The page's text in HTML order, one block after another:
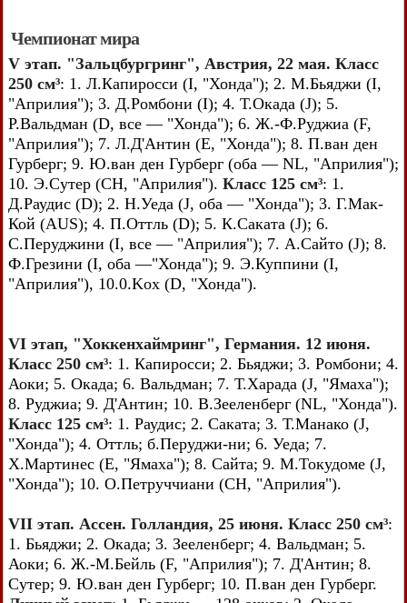
Чемпионат мира
V этап. "Зальцбургринг", Австрия, 22 мая. Класс
250 см³: 1. Л.Капиросси (I, "Хонда"); 2. М.Бьяджи (I,
"Априлия"); 3. Д.Ромбони (I); 4. Т.Окада (J); 5.
Р.Вальдман (D, все — "Хонда"); 6. Ж.-Ф.Руджиа (F,
"Априлия"); 7. Л.Д'Антин (E, "Хонда"); 8. П.ван ден
Гурберг; 9. Ю.ван ден Гурберг (оба — NL, "Априлия");
10. Э.Сутер (СН, "Априлия"). Класс 125 см³: 1.
Д.Раудис (D); 2. Н.Уеда (J, оба — "Хонда"); 3. Г.Мак-
Кой (AUS); 4. П.Оттль (D); 5. К.Саката (J); 6.
С.Перуджини (I, все — "Априлия"); 7. А.Сайто (J); 8.
Ф.Грезини (I, оба —"Хонда"); 9. Э.Куппини (I,
"Априлия"), 10.0.Kox (D, "Хонда").
VI этап, "Хоккенхаймринг", Германия. 12 июня.
Класс 250 см³: 1. Капиросси; 2. Бьяджи; 3. Ромбони; 4.
Аоки; 5. Окада; 6. Вальдман; 7. Т.Харада (J, "Ямаха");
8. Руджиа; 9. Д'Антин; 10. В.Зееленберг (NL, "Хонда").
Класс 125 см³: 1. Раудис; 2. Саката; 3. Т.Манако (J,
"Хонда"); 4. Оттль; б.Перуджи-ни; 6. Уеда; 7.
Х.Мартинес (E, "Ямаха"); 8. Сайта; 9. М.Токудоме (J,
"Хонда"); 10. О.Петруччиани (СН, "Априлия").
VII этап. Ассен. Голландия, 25 июня. Класс 250 см³:
1. Бьяджи; 2. Окада; 3. Зееленберг; 4. Вальдман; 5.
Аоки; 6. Ж.-М.Бейль (F, "Априлия"); 7. Д'Антин; 8.
Сутер; 9. Ю.ван ден Гурберг; 10. П.ван ден Гурберг.